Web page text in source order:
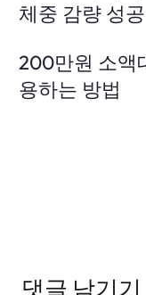
체중 감량 성
200만원 소액
용하는 방법
댓글 남기기